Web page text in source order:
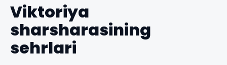
Viktoriya
sharsharasining
sehrlari